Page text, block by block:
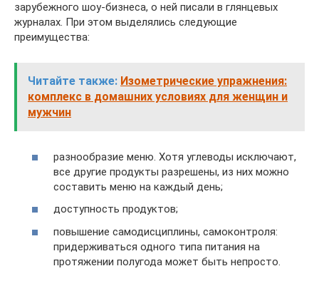
зарубежного шоу-бизнеса, о ней писали в глянцевых
журналах. При этом выделялись следующие
преимущества:
Читайте также: Изометрические упражнения:
комплекс в домашних условиях для женщин и
мужчин
разнообразие меню. Хотя углеводы исключают,
все другие продукты разрешены, из них можно
составить меню на каждый день;
доступность продуктов;
повышение самодисциплины, самоконтроля:
придерживаться одного типа питания на
протяжении полугода может быть непросто.